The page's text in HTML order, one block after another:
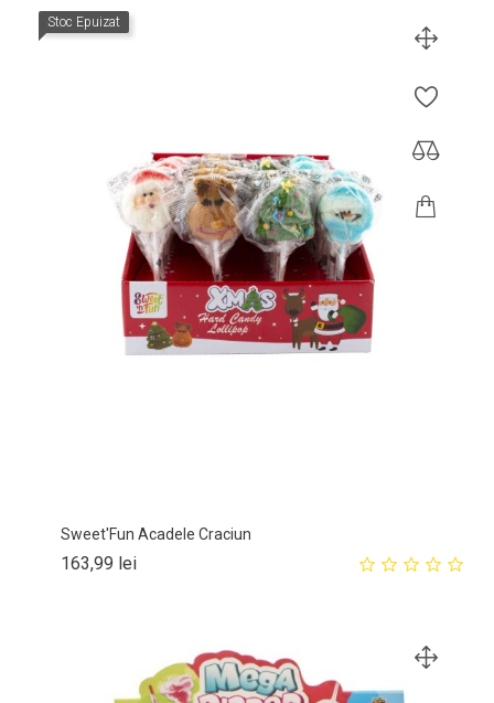
Stoc Epuizat
Sweet'Fun Acadele Craciun
163,99 leiPret